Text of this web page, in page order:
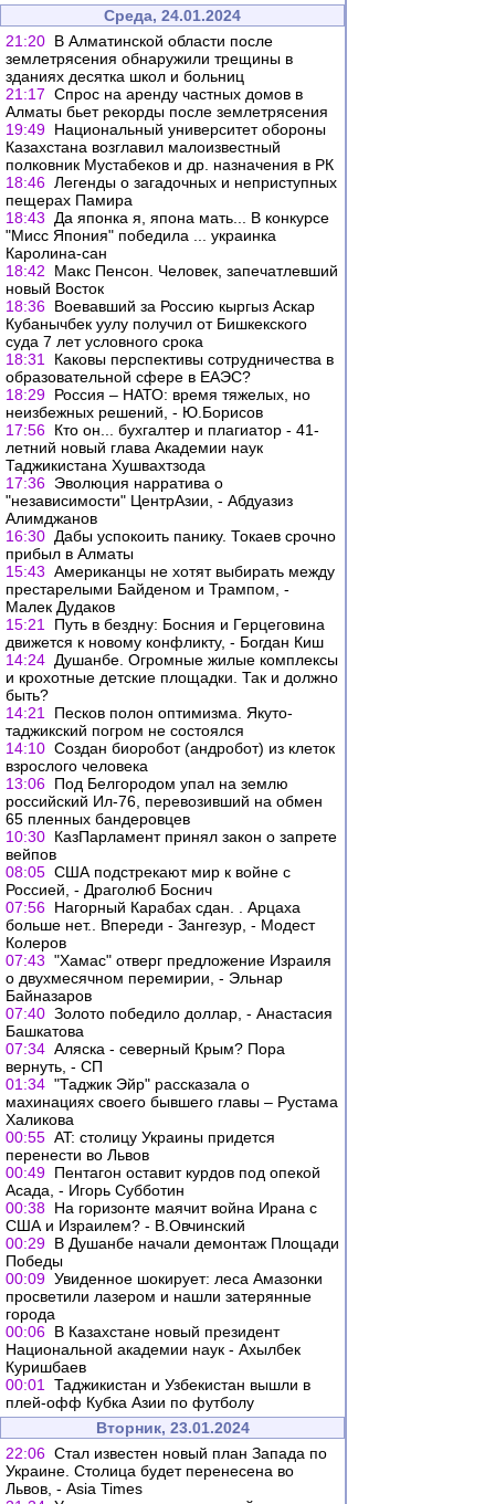
Среда, 24.01.2024
21:20 В Алматинской области после
землетрясения обнаружили трещины в
зданиях десятка школ и больниц
21:17 Спрос на аренду частных домов в
Алматы бьет рекорды после землетрясения
19:49 Национальный университет обороны
Казахстана возглавил малоизвестный
полковник Мустабеков и др. назначения в РК
18:46 Легенды о загадочных и неприступных
пещерах Памира
18:43
Да японка я, япона мать... В конкурсе
"Мисс Япония" победила ... украинка
Каролина-сан
18:42
Макс Пенсон. Человек, запечатлевший
новый Восток
18:36 Воевавший за Россию кыргыз Аскар
Кубанычбек уулу получил от Бишкекского
суда 7 лет условного срока
18:31
Каковы перспективы сотрудничества в
образовательной сфере в ЕАЭС?
18:29 Россия – НАТО: время тяжелых, но
неизбежных решений, - Ю.Борисов
17:56 Кто он... бухгалтер и плагиатор - 41-
летний новый глава Академии наук
Таджикистана Хушвахтзода
17:36 Эволюция нарратива о
"независимости" ЦентрАзии, - Абдуазиз
Алимджанов
16:30 Дабы успокоить панику. Токаев срочно
прибыл в Алматы
15:43 Американцы не хотят выбирать между
престарелыми Байденом и Трампом, -
Малек Дудаков
15:21
Путь в бездну: Босния и Герцеговина
движется к новому конфликту, - Богдан Киш
14:24 Душанбе. Огромные жилые комплексы
и крохотные детские площадки. Так и должно
быть?
14:21
Песков полон оптимизма. Якуто-
таджикский погром не состоялся
14:10 Создан биоробот (андробот) из клеток
взрослого человека
13:06 Под Белгородом упал на землю
российский Ил-76, перевозивший на обмен
65 пленных бандеровцев
10:30 КазПарламент принял закон о запрете
вейпов
08:05 США подстрекают мир к войне с
Россией, - Драголюб Боснич
07:56 Нагорный Карабах сдан. . Арцаха
больше нет.. Впереди - Зангезур, - Модест
Колеров
07:43 "Хамас" отверг предложение Израиля
о двухмесячном перемирии, - Эльнар
Байназаров
07:40 Золото победило доллар, - Анастасия
Башкатова
07:34 Аляска - северный Крым? Пора
вернуть, - СП
01:34 "Таджик Эйр" рассказала о
махинациях своего бывшего главы – Рустама
Халикова
00:55 AT: столицу Украины придется
перенести во Львов
00:49 Пентагон оставит курдов под опекой
Асада, - Игорь Субботин
00:38 На горизонте маячит война Ирана с
США и Израилем? - В.Овчинский
00:29 В Душанбе начали демонтаж Площади
Победы
00:09 Увиденное шокирует: леса Амазонки
просветили лазером и нашли затерянные
города
00:06 В Казахстане новый президент
Национальной академии наук - Ахылбек
Куришбаев
00:01
Таджикистан и Узбекистан вышли в
плей-офф Кубка Азии по футболу
Вторник, 23.01.2024
22:06 Стал известен новый план Запада по
Украине. Столица будет перенесена во
Львов, - Asia Times